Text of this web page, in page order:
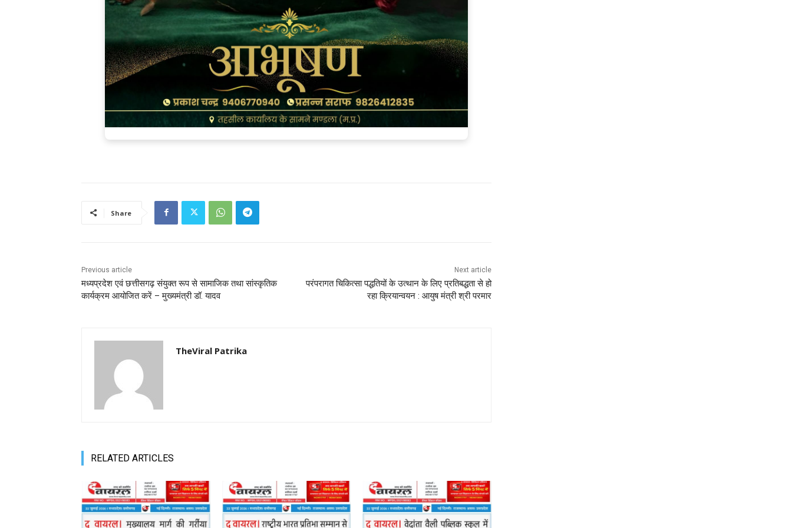
Share
Previous article
मध्यप्रदेश एवं छत्तीसगढ़ संयुक्त रूप से सामाजिक तथा सांस्कृतिक
कार्यक्रम आयोजित करें – मुख्यमंत्री डॉ. यादव
Next article
परंपरागत चिकित्सा पद्धतियों के उत्थान के लिए प्रतिबद्धता से हो
रहा क्रियान्वयन : आयुष मंत्री श्री परमार
TheViral Patrika
RELATED ARTICLES